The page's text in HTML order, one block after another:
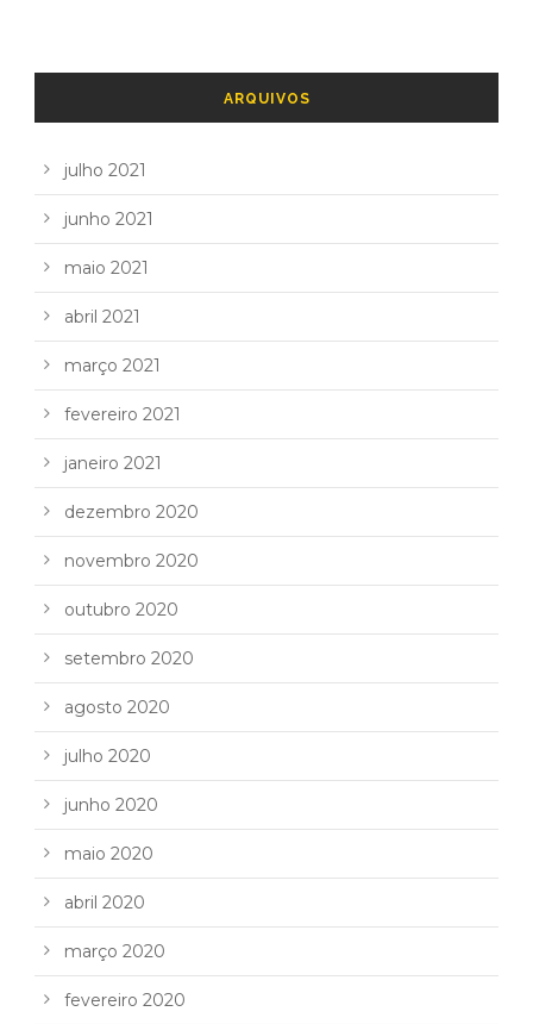
ARQUIVOS
julho 2021
junho 2021
maio 2021
abril 2021
março 2021
fevereiro 2021
janeiro 2021
dezembro 2020
novembro 2020
outubro 2020
setembro 2020
agosto 2020
julho 2020
junho 2020
maio 2020
abril 2020
março 2020
fevereiro 2020